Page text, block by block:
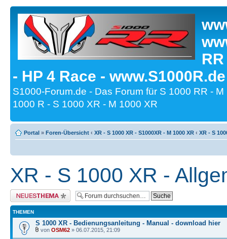
- HP 4 Race -
S1000-Forum.de - Das Forum für S 1000 RR -
1000 R - S 1000 XR - M 1000 XR
Portal » Foren-Übersicht ‹ XR - S 1000 XR - S1000XR - M 1000 XR ‹ XR - S
XR - S 1000 XR -
Neues Thema erstellen
THEMEN
S 1000 XR - Bedienungsanleitung - Manual - download hier
von OSM62 » 06.07.2015, 21:09